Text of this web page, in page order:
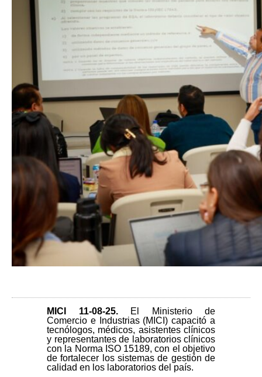
MICI 11-08-25.
El Ministerio de
Comercio e Industrias (MICI) capacitó a
tecnólogos, médicos, asistentes clínicos
y representantes de laboratorios clínicos
con la Norma ISO 15189, con el objetivo
de fortalecer los sistemas de gestión de
calidad en los laboratorios del país.